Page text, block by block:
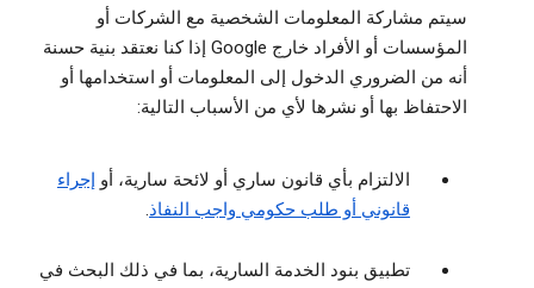
سيتم مشاركة المعلومات الشخصية مع الشركات أو
المؤسسات أو الأفراد خارج Google إذا كنا نعتقد بنية حسنة
أنه من الضروري الدخول إلى المعلومات أو استخدامها أو
الاحتفاظ بها أو نشرها لأي من الأسباب التالية:
الالتزام بأي قانون ساري أو لائحة سارية، أو إجراء
قانوني أو طلب حكومي واجب النفاذ.
تطبيق بنود الخدمة السارية، بما في ذلك البحث في